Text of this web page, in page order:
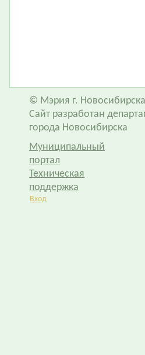
© Мэрия г.
Сайт разработан
города Новосибирска
Муниципальный
портал
Техническая
поддержка
Вход